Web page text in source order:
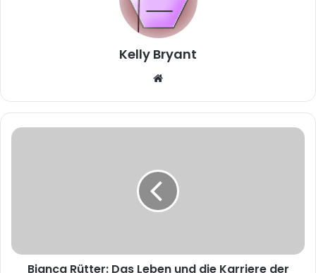
Kelly Bryant
Website
Bianca Rütter: Das Leben und die Karriere der